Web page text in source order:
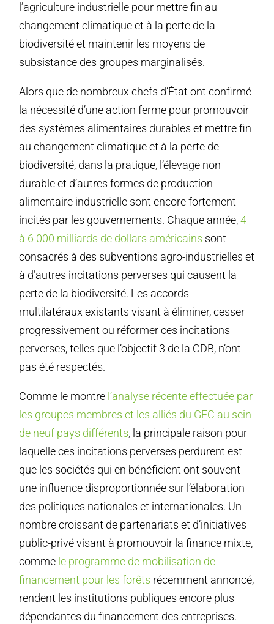
l’agriculture industrielle pour mettre fin au
changement climatique et à la perte de la
biodiversité et maintenir les moyens de
subsistance des groupes marginalisés.
Alors que de nombreux chefs d’État ont confirmé
la nécessité d’une action ferme pour promouvoir
des systèmes alimentaires durables et mettre fin
au changement climatique et à la perte de
biodiversité, dans la pratique, l’élevage non
durable et d’autres formes de production
alimentaire industrielle sont encore fortement
incités par les gouvernements. Chaque année,4
à 6 000 milliards de dollars américains sont
consacrés à des subventions agro-industrielles et
à d’autres incitations perverses qui causent la
perte de la biodiversité. Les accords
multilatéraux existants visant à éliminer, cesser
progressivement ou réformer ces incitations
perverses, telles que l’objectif 3 de la CDB, n’ont
pas été respectés.
Comme le montre l’analyse récente effectuée par
les groupes membres et les alliés du GFC au sein
de neuf pays différents, la principale raison pour
laquelle ces incitations perverses perdurent est
que les sociétés qui en bénéficient ont souvent
une influence disproportionnée sur l’élaboration
des politiques nationales et internationales. Un
nombre croissant de partenariats et d’initiatives
public-privé visant à promouvoir la finance mixte,
comme le programme de mobilisation de
financement pour les forêts récemment annoncé,
rendent les institutions publiques encore plus
dépendantes du financement des entreprises.